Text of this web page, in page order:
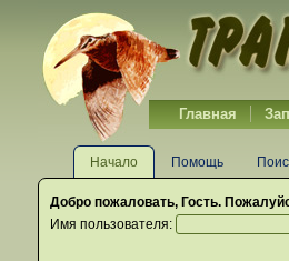
Главная
Начало Помощь
Добро пожаловать, Гость.
Имя пользователя: